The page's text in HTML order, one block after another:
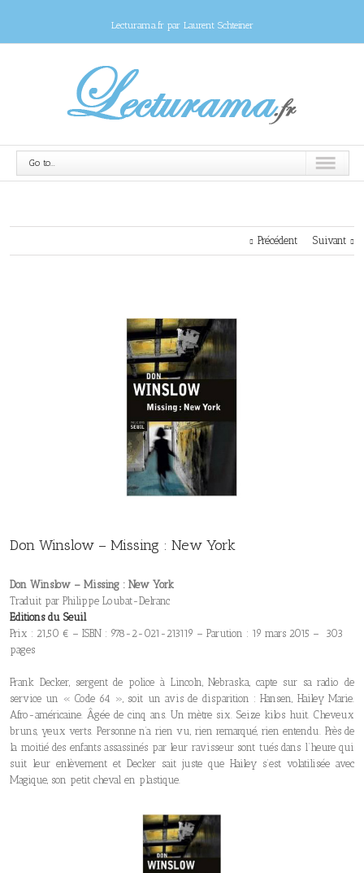
Lecturama.fr par Laurent Schteiner
Go to...
Précédent Suivant
Don Winslow – Missing : New York
Don Winslow – Missing : New York
Traduit par Philippe Loubat-Delranc
Editions du Seuil
Prix : 21,50 € – ISBN : 978-2-021-213119 – Parution : 19 mars 2015 – 303
pages
Frank Decker, sergent de police à Lincoln, Nebraska, capte sur sa radio de
service un « Code 64 », soit un avis de disparition : Hansen, Hailey Marie.
Afro-américaine. Âgée de cinq ans. Un mètre six. Seize kilos huit. Cheveux
bruns, yeux verts. Personne n’a rien vu, rien remarqué, rien entendu. Près de
la moitié des enfants assassinés par leur ravisseur sont tués dans l’heure qui
suit leur enlèvement et Decker sait juste que Hailey s’est volatilisée avec
Magique, son petit cheval en plastique.